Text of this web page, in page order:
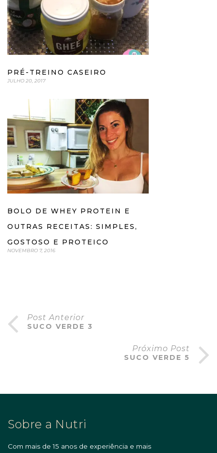
PRÉ-TREINO CASEIRO
JULHO 20, 2017
BOLO DE WHEY PROTEIN E
OUTRAS RECEITAS: SIMPLES,
GOSTOSO E PROTEICO
NOVEMBRO 7, 2016
Post Anterior
SUCO VERDE 3
Próximo Post
SUCO VERDE 5
Sobre a Nutri
Com mais de 15 anos de experiência e mais